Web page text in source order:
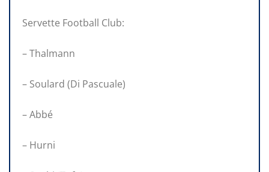
Servette Football Club:
– Thalmann
– Soulard (Di Pascuale)
– Abbé
– Hurni